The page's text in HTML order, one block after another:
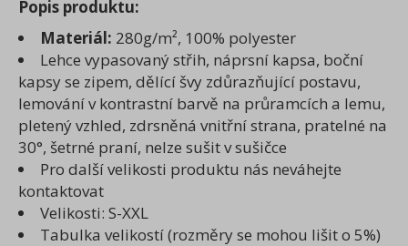
Popis produktu:
Materiál: 280g/m², 100% polyester
Lehce vypasovaný střih, náprsní kapsa, boční
kapsy se zipem, dělící švy zdůrazňující postavu,
lemování v kontrastní barvě na průramcích a lemu,
pletený vzhled, zdrsněná vnitřní strana, pratelné na
30°, šetrné praní, nelze sušit v sušičce
Pro další velikosti produktu nás neváhejte
kontaktovat
Velikosti: S-XXL
Tabulka velikostí (rozměry se mohou lišit o 5%)